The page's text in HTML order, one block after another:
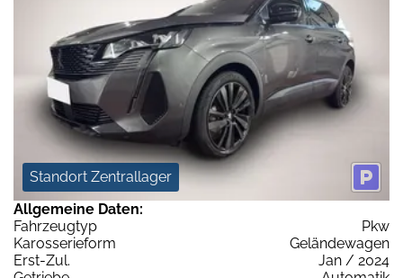
Standort Zentrallager
Allgemeine Daten:
Fahrzeugtyp
Pkw
Karosserieform
Geländewagen
Erst-Zul.
Jan / 2024